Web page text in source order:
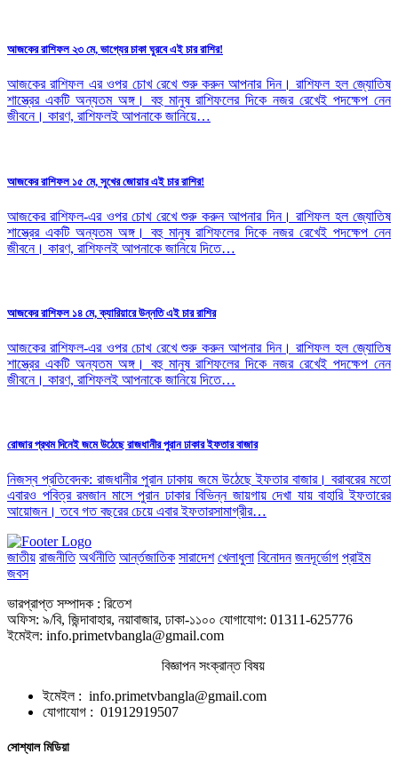
আজকের রাশিফল ২৩ মে, ভাগ্যের চাকা ঘুরবে এই চার রাশির!
আজকের রাশিফল এর ওপর চোখ রেখে শুরু করুন আপনার দিন। রাশিফল হল জ্যোতিষ
শাস্ত্রের একটি অন্যতম অঙ্গ। বহু মানুষ রাশিফলের দিকে নজর রেখেই পদক্ষেপ নেন
জীবনে। কারণ, রাশিফলই আপনাকে জানিয়ে…
আজকের রাশিফল ১৫ মে, সুখের জোয়ার এই চার রাশির!
আজকের রাশিফল-এর ওপর চোখ রেখে শুরু করুন আপনার দিন। রাশিফল হল জ্যোতিষ
শাস্ত্রের একটি অন্যতম অঙ্গ। বহু মানুষ রাশিফলের দিকে নজর রেখেই পদক্ষেপ নেন
জীবনে। কারণ, রাশিফলই আপনাকে জানিয়ে দিতে…
আজকের রাশিফল ১৪ মে, ক্যারিয়ারে উন্নতি এই চার রাশির
আজকের রাশিফল-এর ওপর চোখ রেখে শুরু করুন আপনার দিন। রাশিফল হল জ্যোতিষ
শাস্ত্রের একটি অন্যতম অঙ্গ। বহু মানুষ রাশিফলের দিকে নজর রেখেই পদক্ষেপ নেন
জীবনে। কারণ, রাশিফলই আপনাকে জানিয়ে দিতে…
রোজার প্রথম দিনেই জমে উঠেছে রাজধানীর পুরান ঢাকার ইফতার বাজার
নিজস্ব প্রতিবেদক: রাজধানীর পুরান ঢাকায় জমে উঠেছে ইফতার বাজার। বরাবরের মতো
এবারও পবিত্র রমজান মাসে পুরান ঢাকার বিভিন্ন জায়গায় দেখা যায় বাহারি ইফতারের
আয়োজন। তবে গত বছরের চেয়ে এবার ইফতারসামাগ্রীর…
জাতীয় রাজনীতি অর্থনীতি আর্ন্তজাতিক সারাদেশ খেলাধুলা বিনোদন জনদূর্ভোগ প্রাইম
জবস
ভারপ্রাপ্ত সম্পাদক : রিতেশ
অফিস: ৯/বি, জিন্দাবাহার, নয়াবাজার, ঢাকা-১১০০ যোগাযোগ: 01311-625776
ইমেইল: info.primetvbangla@gmail.com
বিজ্ঞাপন সংক্রান্ত বিষয়
ইমেইল : info.primetvbangla@gmail.com
যোগাযোগ : 01912919507
সোশ্যাল মিডিয়া